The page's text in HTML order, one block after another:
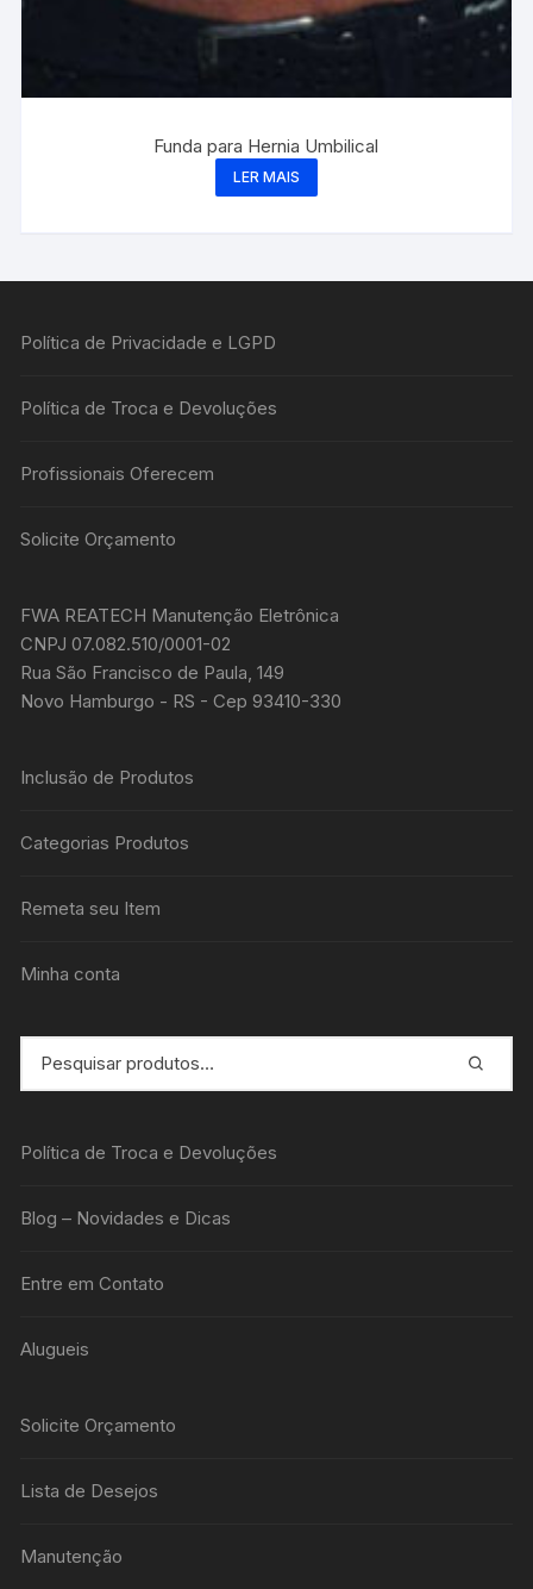
Funda para Hernia Umbilical
LER MAIS
Política de Privacidade e LGPD
Política de Troca e Devoluções
Profissionais Oferecem
Solicite Orçamento
FWA REATECH Manutenção Eletrônica
CNPJ 07.082.510/0001-02
Rua São Francisco de Paula, 149
Novo Hamburgo - RS - Cep 93410-330
Inclusão de Produtos
Categorias Produtos
Remeta seu Item
Minha conta
Política de Troca e Devoluções
Blog – Novidades e Dicas
Entre em Contato
Alugueis
Solicite Orçamento
Lista de Desejos
Manutenção